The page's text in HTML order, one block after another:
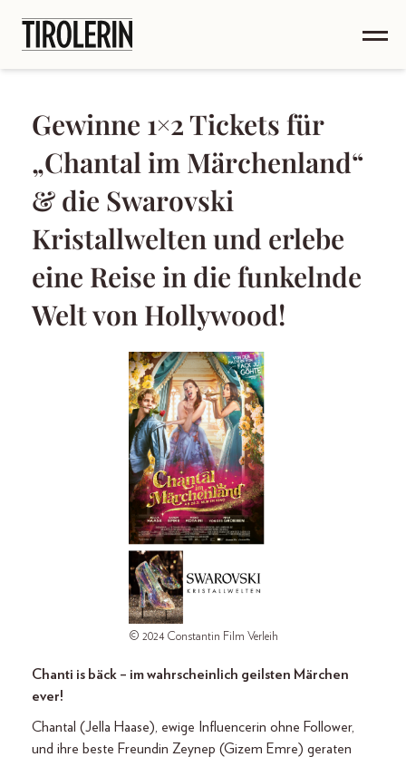
Gewinne 1×2 Tickets für
„Chantal im Märchenland“
& die Swarovski
Kristallwelten und erlebe
eine Reise in die funkelnde
Welt von Hollywood!
© 2024 Constantin Film Verleih
Chanti is bäck – im wahrscheinlich geilsten Märchen
ever!
Chantal (Jella Haase), ewige Influencerin ohne Follower,
und ihre beste Freundin Zeynep (Gizem Emre) geraten